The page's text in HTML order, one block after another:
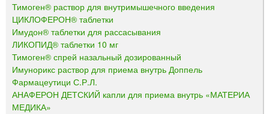
Тимоген® раствор для внутримышечного введения
ЦИКЛОФЕРОН® таблетки
Имудон® таблетки для рассасывания
ЛИКОПИД® таблетки 10 мг
Тимоген® спрей назальный дозированный
Имунорикс раствор для приема внутрь Доппель
Фармацеутици С.Р.Л.
АНАФЕРОН ДЕТСКИЙ капли для приема внутрь «МАТЕРИА
МЕДИКА»